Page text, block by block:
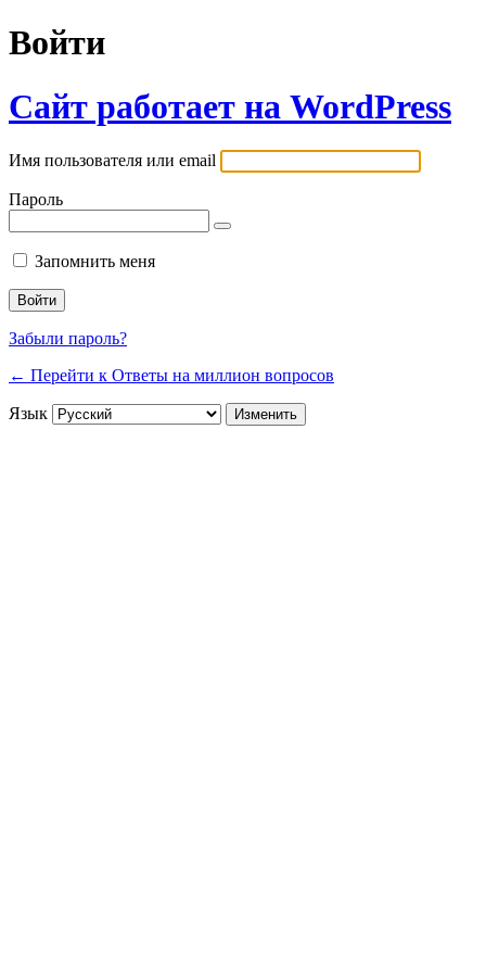
Войти
Сайт работает на WordPress
Имя пользователя или email
Пароль
Запомнить меня
Забыли пароль?
← Перейти к Ответы на миллион вопросов
Язык